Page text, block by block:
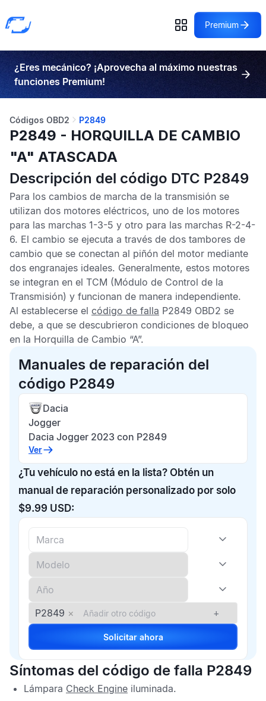
Premium
¿Eres mecánico? ¡Aprovecha al máximo nuestras
funciones Premium!
Códigos OBD2 P2849
P2849 - HORQUILLA DE CAMBIO
"A" ATASCADA
Descripción del código DTC P2849
Para los cambios de marcha de la transmisión se
utilizan dos motores eléctricos, uno de los motores
para las marchas 1-3-5 y otro para las marchas R-2-4-
6. El cambio se ejecuta a través de dos tambores de
cambio que se conectan al piñón del motor mediante
dos engranajes ideales. Generalmente, estos motores
se integran en el TCM (Módulo de Control de la
Transmisión) y funcionan de manera independiente.
Al establecerse el código de falla P2849 OBD2 se
debe, a que se descubrieron condiciones de bloqueo
en la Horquilla de Cambio “A”.
Manuales de reparación del
código P2849
Dacia
Jogger
Dacia Jogger 2023 con P2849
Ver
¿Tu vehículo no está en la lista? Obtén un
manual de reparación personalizado por solo
$9.99 USD:
P2849 × +
Solicitar ahora
Síntomas del código de falla P2849
Lámpara Check Engine iluminada.